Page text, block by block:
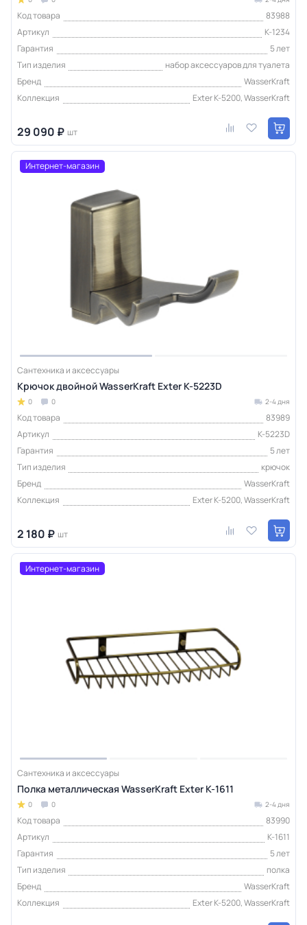
Код товара
83988
Артикул
K-1234
Гарантия
5 лет
Тип изделия
набор аксессуаров для туалета
Бренд
WasserKraft
Коллекция
Exter K-5200, WasserKraft
29 090 ₽ шт
Интернет-магазин
Сантехника и аксессуары
Крючок двойной WasserKraft Exter K-5223D
0 0 2-4 дня
Код товара
83989
Артикул
K-5223D
Гарантия
5 лет
Тип изделия
крючок
Бренд
WasserKraft
Коллекция
Exter K-5200, WasserKraft
2 180 ₽ шт
Интернет-магазин
Сантехника и аксессуары
Полка металлическая WasserKraft Exter K-1611
0 0 2-4 дня
Код товара
83990
Артикул
K-1611
Гарантия
5 лет
Тип изделия
полка
Бренд
WasserKraft
Коллекция
Exter K-5200, WasserKraft